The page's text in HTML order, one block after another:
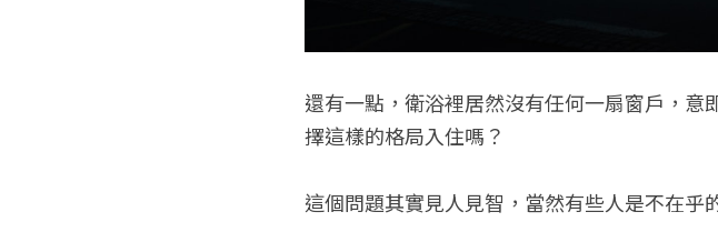
還有一點，衛浴裡居然沒有任何一扇窗戶，
擇這樣的格局入住嗎？
這個問題其實見人見智，當然有些人是不在乎